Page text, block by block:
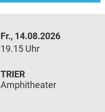
Fr., 14.08.2026
19.15 Uhr
TRIER
Amphitheater